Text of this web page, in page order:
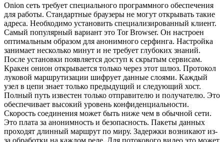
Onion сеть требует специального программного обеспечения
для работы. Стандартные браузеры не могут открывать такие
адреса. Необходимо установить специализированный клиент.
Самый популярный вариант это Tor Browser. Он настроен
оптимальным образом для анонимного серфинга. Настройка
занимает несколько минут и не требует глубоких знаний.
После установки появляется доступ к скрытым сервисам.
Кракен онион открывается только через этот шлюз. Протокол
луковой маршрутизации шифрует данные слоями. Каждый
узел в цепи знает только предыдущий и следующий хост.
Полный путь известен только отправителю и получателю. Это
обеспечивает высокий уровень конфиденциальности.
Скорость соединения может быть ниже чем в обычной сети.
Это плата за анонимность и безопасность. Пакеты данных
проходят длинный маршрут по миру. Задержки возникают из-
за обработки на каждом реле. Для потокового видео это может